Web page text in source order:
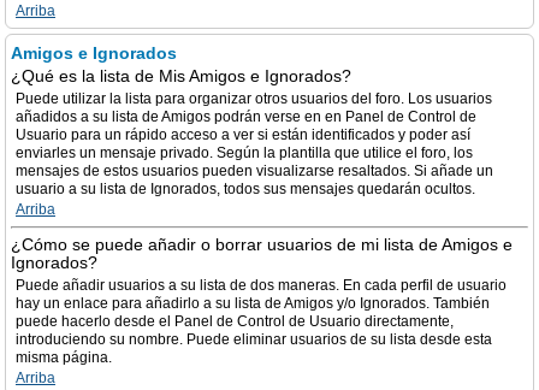
Arriba
Amigos e Ignorados
¿Qué es la lista de Mis Amigos e Ignorados?
Puede utilizar la lista para organizar otros usuarios del foro. Los usuarios
añadidos a su lista de Amigos podrán verse en en Panel de Control de
Usuario para un rápido acceso a ver si están identificados y poder así
enviarles un mensaje privado. Según la plantilla que utilice el foro, los
mensajes de estos usuarios pueden visualizarse resaltados. Si añade un
usuario a su lista de Ignorados, todos sus mensajes quedarán ocultos.
Arriba
¿Cómo se puede añadir o borrar usuarios de mi lista de Amigos e
Ignorados?
Puede añadir usuarios a su lista de dos maneras. En cada perfil de usuario
hay un enlace para añadirlo a su lista de Amigos y/o Ignorados. También
puede hacerlo desde el Panel de Control de Usuario directamente,
introduciendo su nombre. Puede eliminar usuarios de su lista desde esta
misma página.
Arriba